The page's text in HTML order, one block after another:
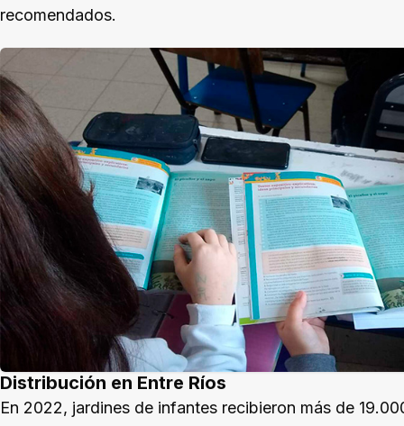
recomendados.
Distribución en Entre Ríos
En 2022, jardines de infantes recibieron más de